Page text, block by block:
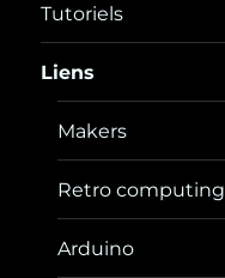
Tutoriels
Liens
Makers
Retro computing
Arduino